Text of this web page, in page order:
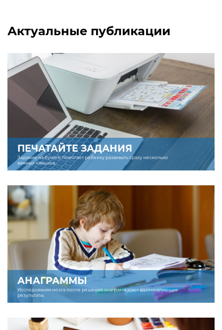
Актуальные публикации
ПЕЧАТАЙТЕ ЗАДАНИЯ
Задание на бумаге помогает ребенку развивать сразу несколько
важных навыков.
АНАГРАММЫ
Исследования мозга после решения анаграмм дают вдохновляющие
результаты.